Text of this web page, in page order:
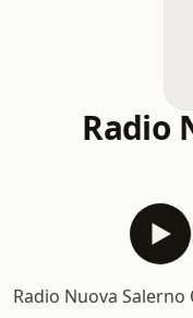
Radio
Radio Nuova Salerno